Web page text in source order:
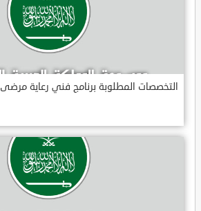
التخصصات المطلوبة برنامج فني رعاية مرضى 3